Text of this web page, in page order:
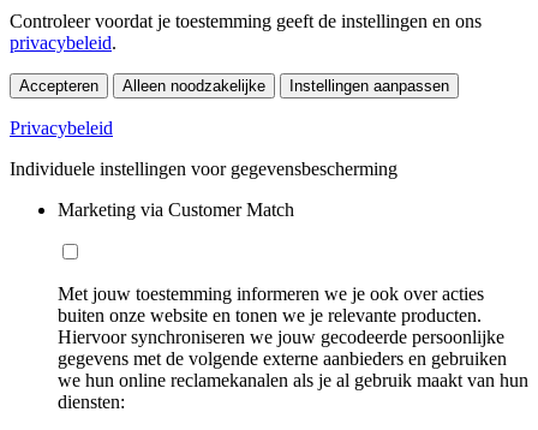
Controleer voordat je toestemming geeft de instellingen en ons
privacybeleid.
Accepteren Alleen noodzakelijke Instellingen aanpassen
Privacybeleid
Individuele instellingen voor gegevensbescherming
Marketing via Customer Match
Met jouw toestemming informeren we je ook over acties
buiten onze website en tonen we je relevante producten.
Hiervoor synchroniseren we jouw gecodeerde persoonlijke
gegevens met de volgende externe aanbieders en gebruiken
we hun online reclamekanalen als je al gebruik maakt van hun
diensten: